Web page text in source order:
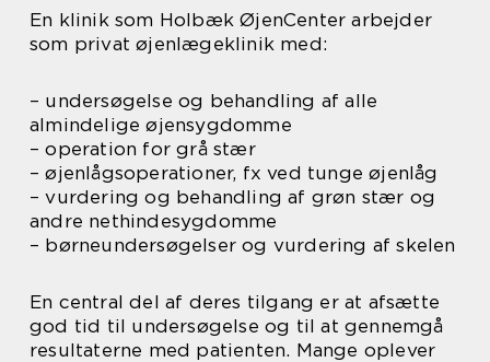
En klinik som Holbæk ØjenCenter arbejder
som privat øjenlægeklinik med:
– undersøgelse og behandling af alle
almindelige øjensygdomme
– operation for grå stær
– øjenlågsoperationer, fx ved tunge øjenlåg
– vurdering og behandling af grøn stær og
andre nethindesygdomme
– børneundersøgelser og vurdering af skelen
En central del af deres tilgang er at afsætte
god tid til undersøgelse og til at gennemgå
resultaterne med patienten. Mange oplever